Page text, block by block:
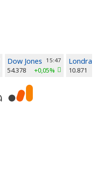
Dow Jones 15:47
54.378 +0,05%
Londra
10.871